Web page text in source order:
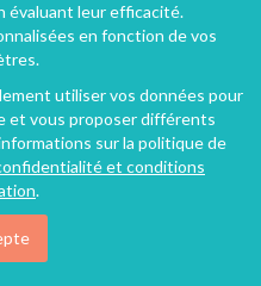
Roussillon, Occitanie, France
évaluant leur efficacité.
en fonction de vos
utiliser vos données pour
et vous proposer différents
sur la politique de
et conditions
.